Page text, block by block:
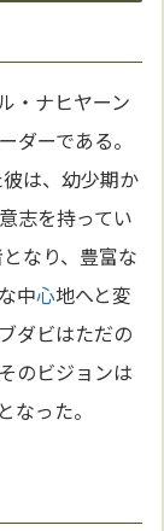
・ナヒヤーン
ダーである。
は、幼少期か
志を持ってい
なり、豊富な
中心地へと変
ダビはただの
のビジョンは
なった。